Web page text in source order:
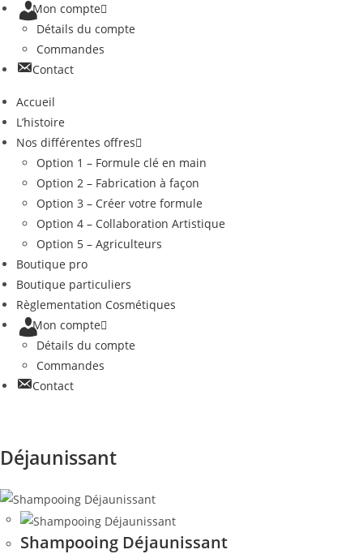
Mon compte
Détails du compte
Commandes
Contact
Accueil
L’histoire
Nos différentes offres
Option 1 – Formule clé en main
Option 2 – Fabrication à façon
Option 3 – Créer votre formule
Option 4 – Collaboration Artistique
Option 5 – Agriculteurs
Boutique pro
Boutique particuliers
Règlementation Cosmétiques
Mon compte
Détails du compte
Commandes
Contact
Déjaunissant
Shampooing Déjaunissant